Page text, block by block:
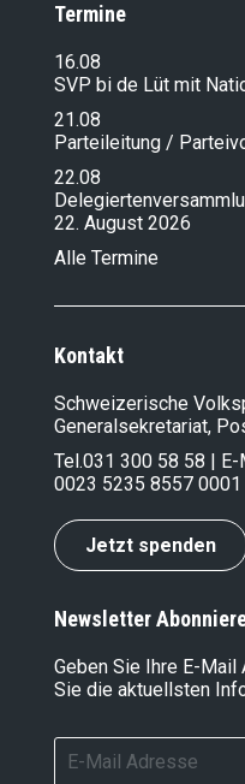
Termine
16.08
SVP bi de Lüt mit
21.08
Parteileitung /
22.08
22. August 2026
Alle Termine
Kontakt
Schweizerische
Generalsekretariat,
Tel.031 300 58 58 | E-
0023 5235 8557 0001
Jetzt spenden
Newsletter
Geben Sie Ihre E-Mail
Sie die aktuellsten